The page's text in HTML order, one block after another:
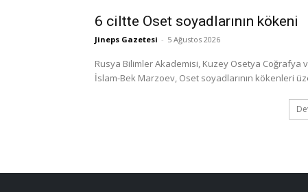
6 ciltte Oset soyadlarının kökeni
Jineps Gazetesi - 5 Ağustos 2026
Rusya Bilimler Akademisi, Kuzey Osetya Coğrafya
İslam-Bek Marzoev, Oset soyadlarının kökenleri